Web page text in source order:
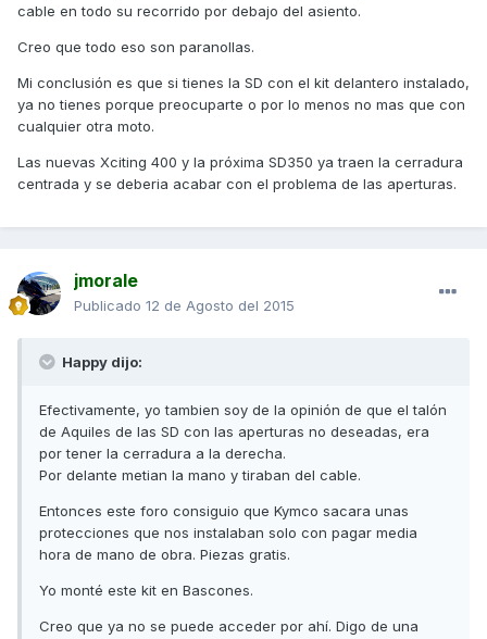
cable en todo su recorrido por debajo del asiento.
Creo que todo eso son paranollas.
Mi conclusión es que si tienes la SD con el kit delantero instalado,
ya no tienes porque preocuparte o por lo menos no mas que con
cualquier otra moto.
Las nuevas Xciting 400 y la próxima SD350 ya traen la cerradura
centrada y se deberia acabar con el problema de las aperturas.
jmorale
Publicado 12 de Agosto del 2015
Happy dijo:
Efectivamente, yo tambien soy de la opinión de que el talón
de Aquiles de las SD con las aperturas no deseadas, era
por tener la cerradura a la derecha.
Por delante metian la mano y tiraban del cable.
Entonces este foro consiguio que Kymco sacara unas
protecciones que nos instalaban solo con pagar media
hora de mano de obra. Piezas gratis.
Yo monté este kit en Bascones.
Creo que ya no se puede acceder por ahí. Digo de una